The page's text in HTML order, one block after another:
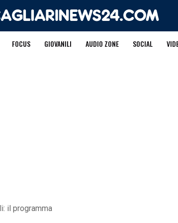
FOCUS GIOVANILI AUDIO ZONE SOCIAL
il programma